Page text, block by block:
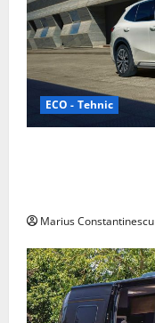
ECO - Tehnic
Marius Constantinescu